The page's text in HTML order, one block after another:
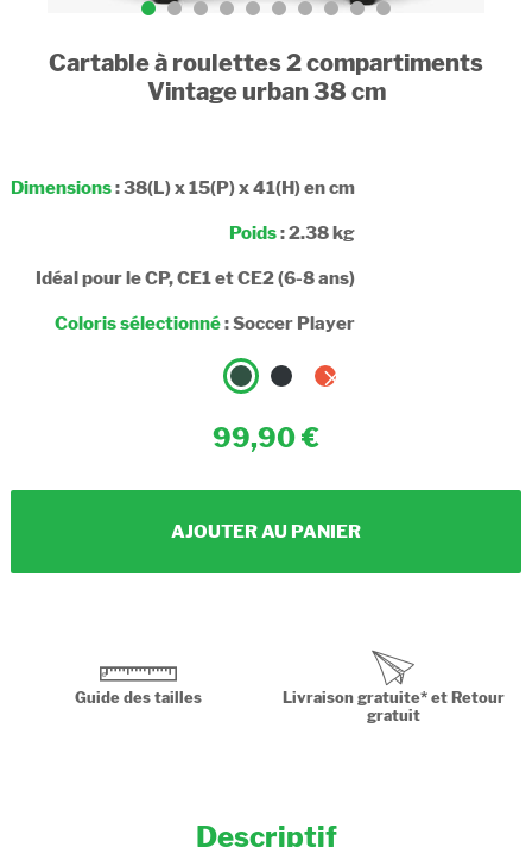
Cartable à roulettes 2 compartiments
Vintage urban 38 cm
Dimensions: 38(L) x 15(P) x 41(H) en cm
Poids: 2.38 kg
Idéal pour le CP, CE1 et CE2 (6-8 ans)
Coloris sélectionné:Soccer Player
99,90
AJOUTER AU PANIER
Guide des tailles
Livraison gratuite* et Retour
gratuit
Descriptif